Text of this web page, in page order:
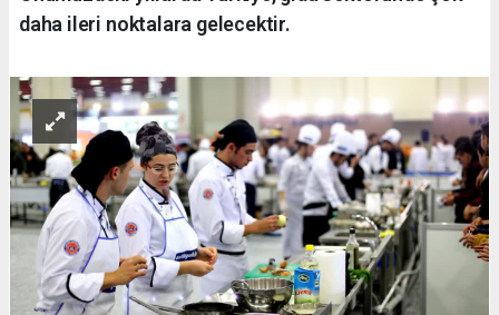
daha ileri noktalara gelecektir.